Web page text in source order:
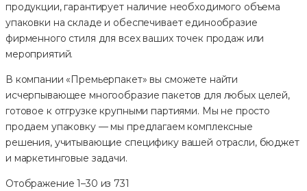
продукции, гарантирует наличие необходимого объема
упаковки на складе и обеспечивает единообразие
фирменного стиля для всех ваших точек продаж или
мероприятий.
В компании «Премьерпакет» вы сможете найти
исчерпывающее многообразие пакетов для любых целей,
готовое к отгрузке крупными партиями. Мы не просто
продаем упаковку — мы предлагаем комплексные
решения, учитывающие специфику вашей отрасли, бюджет
и маркетинговые задачи.
Отображение 1–30 из 731